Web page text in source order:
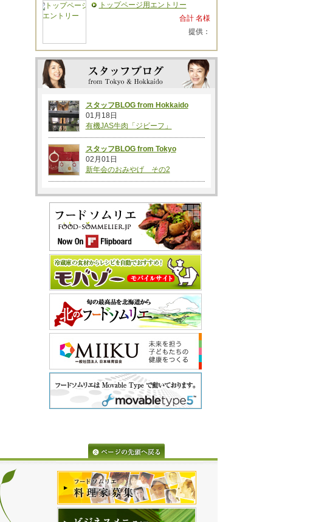
トップページ用エントリー
合計 名様
提供：
スタッフBLOG from Hokkaido
01月18日
有機JAS牛肉「ジビーフ」
スタッフBLOG from Tokyo
02月01日
新年会のおみやげ その2